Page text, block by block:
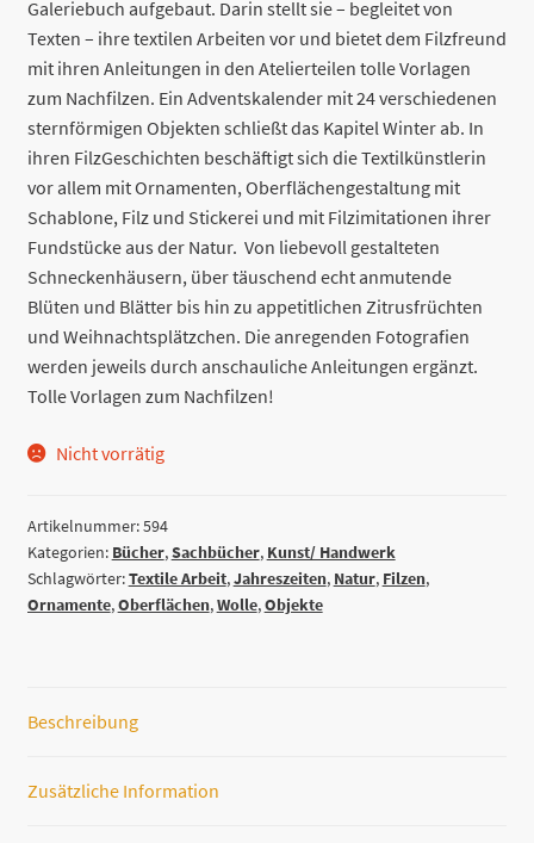
Galeriebuch aufgebaut. Darin stellt sie – begleitet von
Texten – ihre textilen Arbeiten vor und bietet dem Filzfreund
mit ihren Anleitungen in den Atelierteilen tolle Vorlagen
zum Nachfilzen. Ein Adventskalender mit 24 verschiedenen
sternförmigen Objekten schließt das Kapitel Winter ab. In
ihren FilzGeschichten beschäftigt sich die Textilkünstlerin
vor allem mit Ornamenten, Oberflächengestaltung mit
Schablone, Filz und Stickerei und mit Filzimitationen ihrer
Fundstücke aus der Natur. Von liebevoll gestalteten
Schneckenhäusern, über täuschend echt anmutende
Blüten und Blätter bis hin zu appetitlichen Zitrusfrüchten
und Weihnachtsplätzchen. Die anregenden Fotografien
werden jeweils durch anschauliche Anleitungen ergänzt.
Tolle Vorlagen zum Nachfilzen!
Nicht vorrätig
Artikelnummer:594
Kategorien: Bücher,Sachbücher, Kunst/ Handwerk
Schlagwörter:Textile Arbeit,Jahreszeiten, Natur, Filzen,
Ornamente,Oberflächen,Wolle,Objekte
Beschreibung
Zusätzliche Information